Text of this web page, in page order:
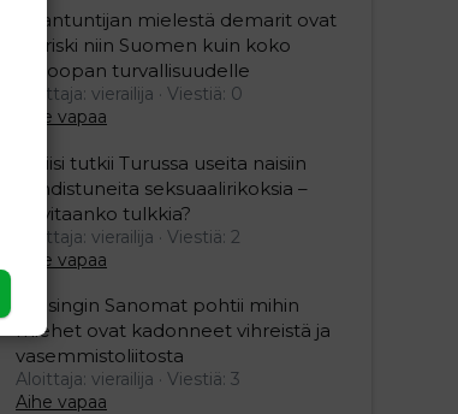
Asiantuntijan mielestä demarit ovat
iso riski niin Suomen kuin koko
Euroopan turvallisuudelle
Aloittaja: vierailija
Viestiä: 0
Aihe vapaa
Poliisi tutkii Turussa useita naisiin
kohdistuneita seksuaalirikoksia –
tarvitaanko tulkkia?
Aloittaja: vierailija
Viestiä: 2
Aihe vapaa
Helsingin Sanomat pohtii mihin
miehet ovat kadonneet vihreistä ja
vasemmistoliitosta
Aloittaja: vierailija
Viestiä: 3
Aihe vapaa